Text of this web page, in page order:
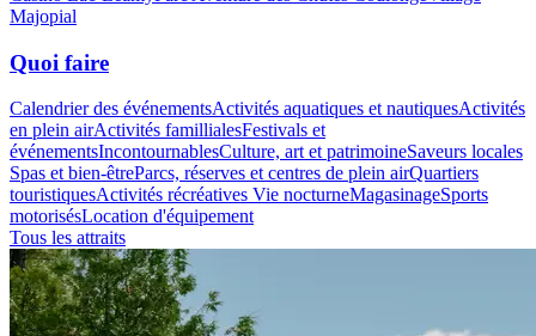
Majopial
Quoi faire
Calendrier des événementsActivités aquatiques et nautiquesActivités
en plein airActivités famillialesFestivals et
événementsIncontournablesCulture, art et patrimoineSaveurs locales
Spas et bien-êtreParcs, réserves et centres de plein airQuartiers
touristiquesActivités récréatives Vie nocturneMagasinageSports
motorisésLocation d'équipement
Tous les attraits